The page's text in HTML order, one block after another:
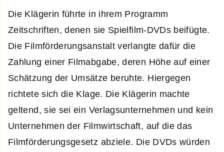
Die Klägerin führte in ihrem Programm
Zeitschriften, denen sie Spielfilm-DVDs beifügte.
Die Filmförderungsanstalt verlangte dafür die
Zahlung einer Filmabgabe, deren Höhe auf einer
Schätzung der Umsätze beruhte. Hiergegen
richtete sich die Klage. Die Klägerin machte
geltend, sie sei ein Verlagsunternehmen und kein
Unternehmen der Filmwirtschaft, auf die das
Filmförderungsgesetz abziele. Die DVDs würden